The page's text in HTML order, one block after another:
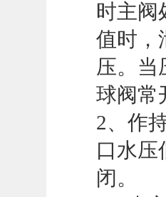
时主阀
值时，
压。当
球阀常
2、作
口水压
闭。